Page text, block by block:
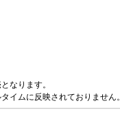
なります。
イムに反映されておりません。